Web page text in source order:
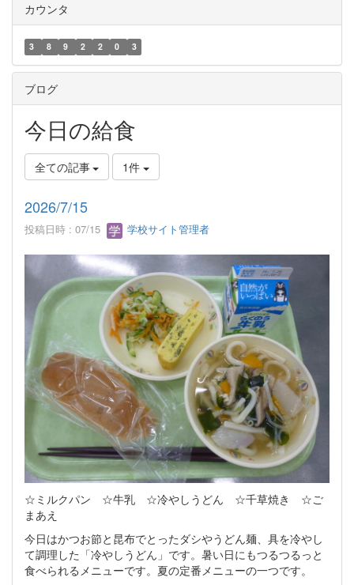
カウンタ
3 8 9 2 2 0 3
ブログ
今日の給食
全ての記事 1件
2026/7/15
投稿日時 : 07/15 学校サイト管理者
☆ミルクパン ☆牛乳 ☆冷やしうどん ☆千草焼き ☆ご
まあえ
今日はかつお節と昆布でとったダシやうどん麺、具を冷やし
て調理した「冷やしうどん」です。暑い日にもつるつるっと
食べられるメニューです。夏の定番メニューの一つです。